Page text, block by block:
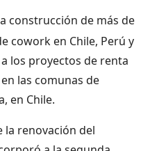
construcción de más de
cowork en Chile, Perú y
los proyectos de renta
las comunas de
en Chile.
la renovación del